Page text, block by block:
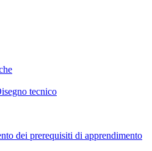
tecnico
dei prerequisiti di apprendimento